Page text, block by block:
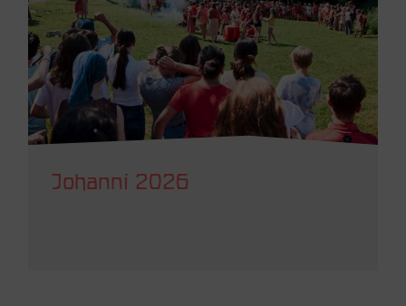
Johanni 2026